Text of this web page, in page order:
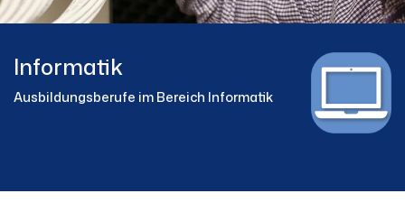
Informatik
Ausbildungsberufe im Bereich Informatik